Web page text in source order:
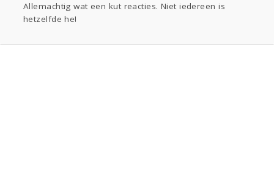
Allemachtig wat een kut reacties. Niet iedereen is
hetzelfde he!